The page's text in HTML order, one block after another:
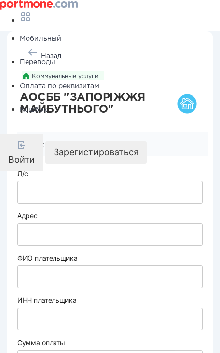
Мобильный
Переводы
Оплата по реквизитам
Кешбэк
Войти
Зарегистироваться
Назад
Коммунальные услуги
АОСББ "ЗАПОРІЖЖЯ
МАЙБУТНЬОГО"
Реквизиты компании
Л/с
Адрес
ФИО плательщика
ИНН плательщика
Сумма оплаты